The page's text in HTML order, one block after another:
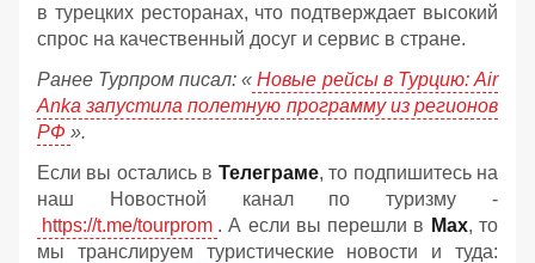
в турецких ресторанах, что подтверждает высокий
спрос на качественный досуг и сервис в стране.
Ранее Турпром писал: « Новые рейсы в Турцию: Air
Anka запустила полетную программу из регионов
РФ ».
Если вы остались в Телеграме, то подпишитесь на
наш Новостной канал по туризму -
https://t.me/tourprom . А если вы перешли в Мах, то
мы транслируем туристические новости и туда: